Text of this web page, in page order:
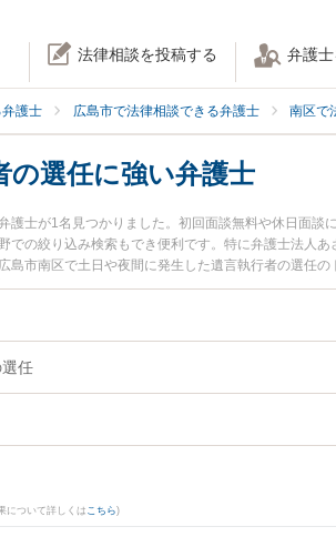
法律相談を投稿する 弁護
護士 広島市で法律相談できる弁護士 南区で
の選任に強い弁護士
護士が1名見つかりました。初回面談無料や休日面
での絞り込み検索もでき便利です。特に弁護士法人
島市南区で土日や夜間に発生した遺言執行者の選任
回相談無料で遺言執行者の選任を法律相談できる広
任
について詳しくは こちら)